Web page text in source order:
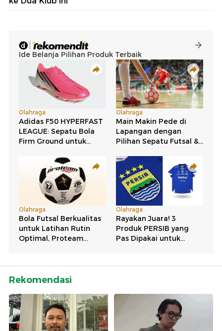
Rekomendasi